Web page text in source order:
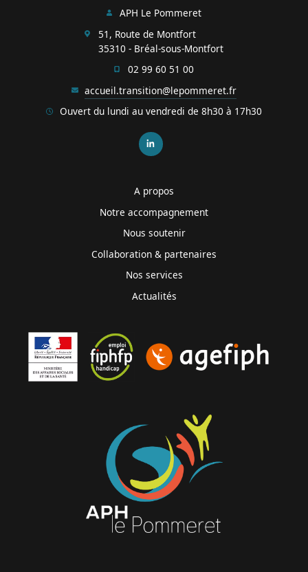
APH Le Pommeret
51, Route de Montfort
35310 - Bréal-sous-Montfort
02 99 60 51 00
accueil.transition@lepommeret.fr
Ouvert du lundi au vendredi de 8h30 à 17h30
A propos
Notre accompagnement
Nous soutenir
Collaboration & partenaires
Nos services
Actualités